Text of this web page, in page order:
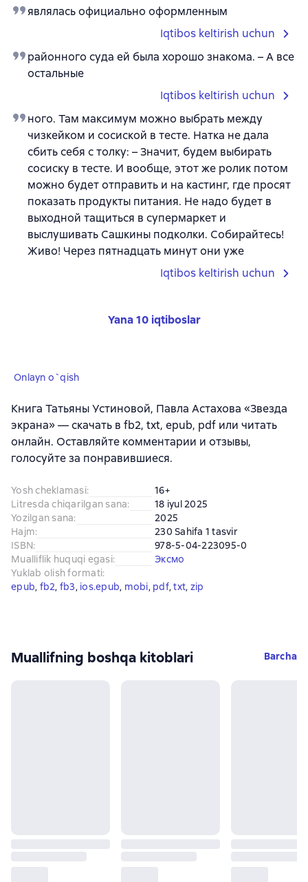
являлась официально оформленным
Iqtibos keltirish uchun
районного суда ей была хорошо знакома. – А все
остальные
Iqtibos keltirish uchun
ного. Там максимум можно выбрать между
чизкейком и сосиской в тесте. Натка не дала
сбить себя с толку: – Значит, будем выбирать
сосиску в тесте. И вообще, этот же ролик потом
можно будет отправить и на кастинг, где просят
показать продукты питания. Не надо будет в
выходной тащиться в супермаркет и
выслушивать Сашкины подколки. Собирайтесь!
Живо! Через пятнадцать минут они уже
Iqtibos keltirish uchun
Yana 10 iqtiboslar
Onlayn o`qish
Книга Татьяны Устиновой, Павла Астахова «Звезда
экрана» — скачать в fb2, txt, epub, pdf или читать
онлайн. Оставляйте комментарии и отзывы,
голосуйте за понравившиеся.
Yosh cheklamasi:
16+
Litresda chiqarilgan sana:
18 iyul 2025
Yozilgan sana:
2025
Hajm:
230 Sahifa 1 tasvir
ISBN:
978-5-04-223095-0
Mualliflik huquqi egasi:
Эксмо
Yuklab olish formati:
epub, fb2, fb3, ios.epub, mobi, pdf, txt, zip
Muallifning boshqa kitoblari Barcha